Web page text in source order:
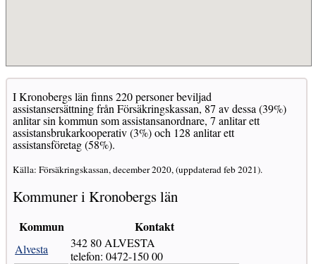
I Kronobergs län finns 220 personer beviljad
assistansersättning från Försäkringskassan, 87 av dessa (39%)
anlitar sin kommun som assistansanordnare, 7 anlitar ett
assistansbrukarkooperativ (3%) och 128 anlitar ett
assistansföretag (58%).
Källa: Försäkringskassan, december 2020, (uppdaterad feb 2021).
Kommuner i Kronobergs län
Kommun Kontakt
Alvesta
342 80 ALVESTA
telefon: 0472-150 00